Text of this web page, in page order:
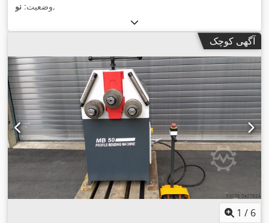
وضعیت: نو ,
آگهی کوچک
1 / 6